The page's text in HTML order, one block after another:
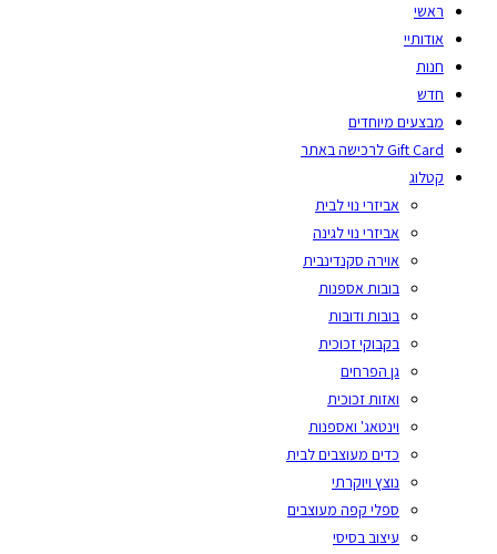
ראשי
אודותיי
חנות
חדש
מבצעים מיוחדים
Gift Card לרכישה באתר
קטלוג
אביזרי נוי לבית
אביזרי נוי לגינה
אוירה סקנדינבית
בובות אספנות
בובות ודובות
בקבוקי זכוכית
גן הפרחים
ואזות זכוכית
וינטאג' ואספנות
כדים מעוצבים לבית
נוצץ ויוקרתי
ספלי קפה מעוצבים
עיצוב בסיסי